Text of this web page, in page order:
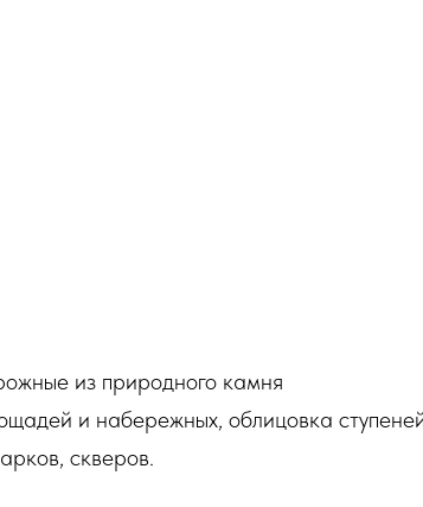
из природного камня
и набережных, облицовка
скверов.